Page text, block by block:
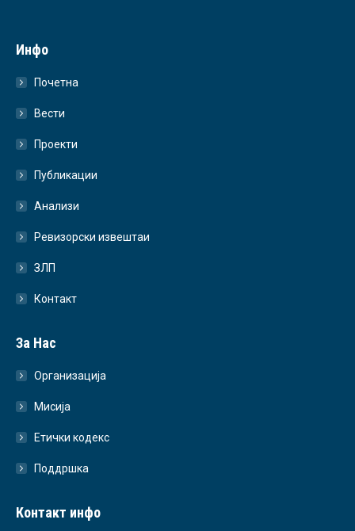
Инфо
Почетна
Вести
Проекти
Публикации
Анализи
Ревизорски извештаи
ЗЛП
Контакт
За Нас
Организација
Мисија
Етички кодекс
Поддршка
Контакт инфо